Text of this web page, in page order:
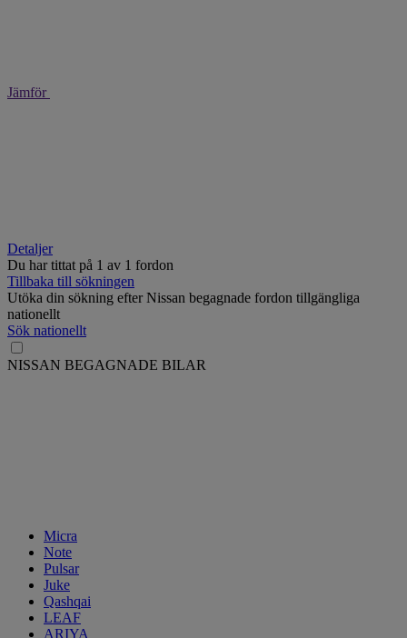
Jämför
Detaljer
Du har tittat på 1 av 1 fordon
Tillbaka till sökningen
Utöka din sökning efter Nissan begagnade fordon tillgängliga
nationellt
Sök nationellt
NISSAN BEGAGNADE BILAR
Micra
Note
Pulsar
Juke
Qashqai
LEAF
ARIYA